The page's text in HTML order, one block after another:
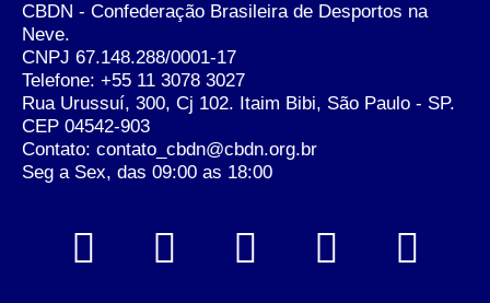
CBDN - Confederação Brasileira de Desportos na
Neve.
CNPJ 67.148.288/0001-17
Telefone: +55 11 3078 3027
Rua Urussuí, 300, Cj 102. Itaim Bibi, São Paulo - SP.
CEP 04542-903
Contato: contato_cbdn@cbdn.org.br
Seg a Sex, das 09:00 as 18:00